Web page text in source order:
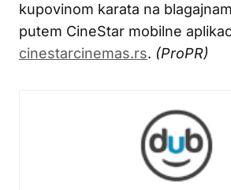
kupovinom karata na
putem CineStar mobilne
cinestarcinemas.rs. (ProPR)